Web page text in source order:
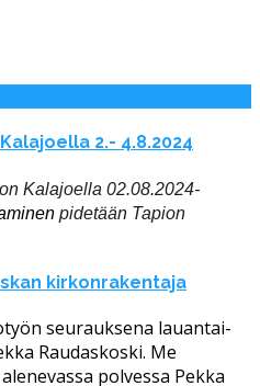
2.- 4.8.2024
Kalajoella 02.08.2024-
pidetään Tapion
kirkonrakentaja
seurauksena lauantai-
Raudaskoski. Me
polvessa Pekka